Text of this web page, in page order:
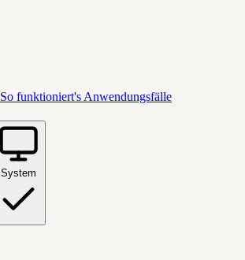
So funktioniert's Anwendungsfälle
System